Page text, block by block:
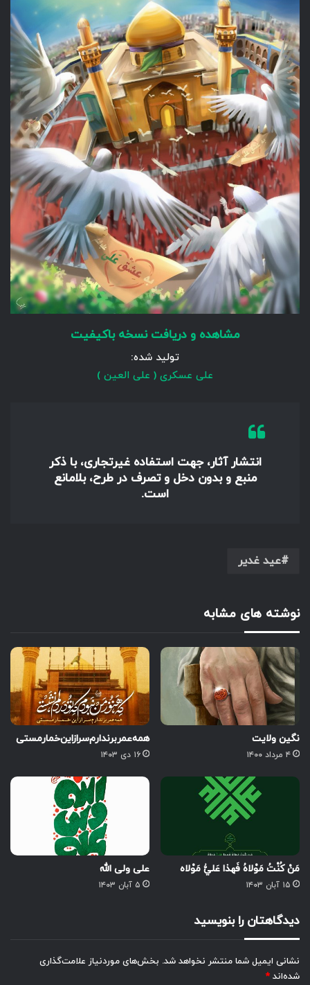
مشاهده و دریافت نسخه باکیفیت
تولید شده:
علی عسکری ( علی العین )
انتشار آثار، جهت استفاده غیرتجاری، با ذکر
منبع و بدون دخل و تصرف در طرح، بلامانع
است.
عید غدیر
نوشته های مشابه
نگین ولایت
۴ مرداد ۱۴۰۰
همه‌عمر‌برندارم‌سر‌از‌این‌خمار‌مستی
۱۶ دی ۱۴۰۳
مَنْ كُنْتُ مَوْلاهُ فَهذا عَليُّ مَوْلاه
۱۵ آبان ۱۴۰۳
علی ولی الله
۵ آبان ۱۴۰۳
دیدگاهتان را بنویسید
نشانی ایمیل شما منتشر نخواهد شد. بخش‌های موردنیاز علامت‌گذاری
شده‌اند *